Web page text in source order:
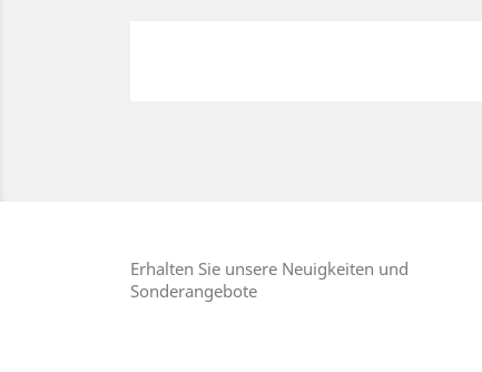
Erhalten Sie unsere Neuigkeiten und
Sonderangebote